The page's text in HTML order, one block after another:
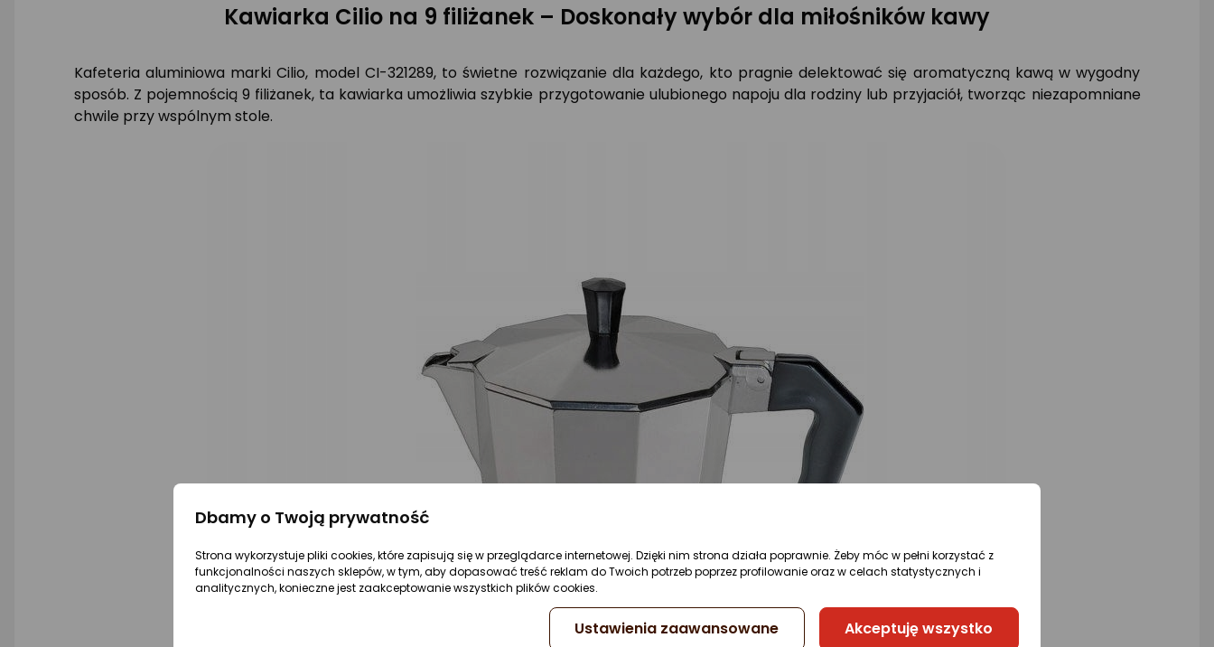
Kawiarka Cilio na 9 filiżanek – Doskonały wybór dla miłośników kawy
Kafeteria aluminiowa marki Cilio, model CI-321289, to świetne rozwiązanie dla każdego, kto pragnie delektować się aromatyczną kawą w wygodny
sposób. Z pojemnością 9 filiżanek, ta kawiarka umożliwia szybkie przygotowanie ulubionego napoju dla rodziny lub przyjaciół, tworząc niezapomniane
chwile przy wspólnym stole.
Dbamy o Twoją prywatność
Strona wykorzystuje pliki cookies, które zapisują się w przeglądarce internetowej. Dzięki nim strona działa poprawnie. Żeby móc w pełni korzystać z
funkcjonalności naszych sklepów, w tym, aby dopasować treść reklam do Twoich potrzeb poprzez profilowanie oraz w celach statystycznych i
analitycznych, konieczne jest zaakceptowanie wszystkich plików cookies.
Ustawienia zaawansowane Akceptuję wszystko